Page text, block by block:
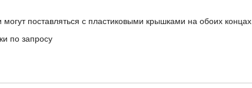
поставляться с пластиковыми крышками на обоих концах.
по запросу